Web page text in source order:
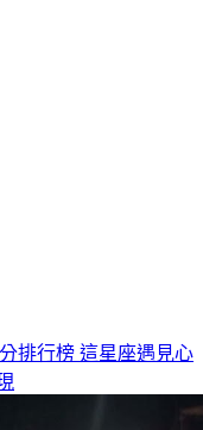
排行榜 這星座遇見心